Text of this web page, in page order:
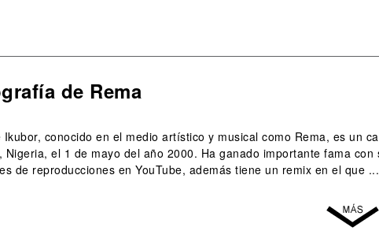
de Rema
Ikubor, conocido en el medio artístico y musical como Rema, es un
Nigeria, el 1 de mayo del año 2000. Ha ganado importante fama
de reproducciones en YouTube, además tiene un remix en el que ...